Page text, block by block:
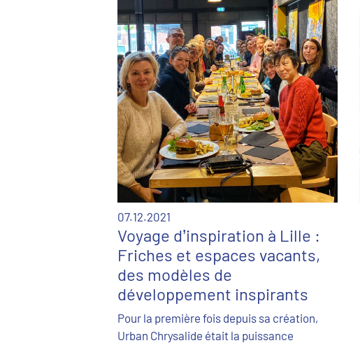
07.12.2021
Voyage d’inspiration à Lille :
Friches et espaces vacants,
des modèles de
développement inspirants
Pour la première fois depuis sa création,
Urban Chrysalide était la puissance